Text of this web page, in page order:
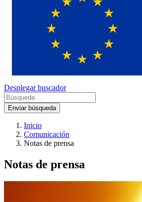
Desplegar buscador
Enviar búsqueda
Inicio
Comunicación
Notas de prensa
Notas de prensa